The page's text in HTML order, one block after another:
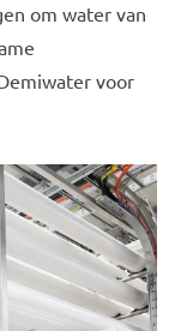
om water van
voor